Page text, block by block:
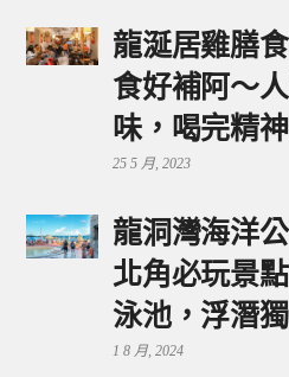
龍涎居雞膳
食好補阿～
味，喝完精
25 5 月, 2023
龍洞灣海洋
北角必玩景
泳池，浮潛
1 8 月, 2024